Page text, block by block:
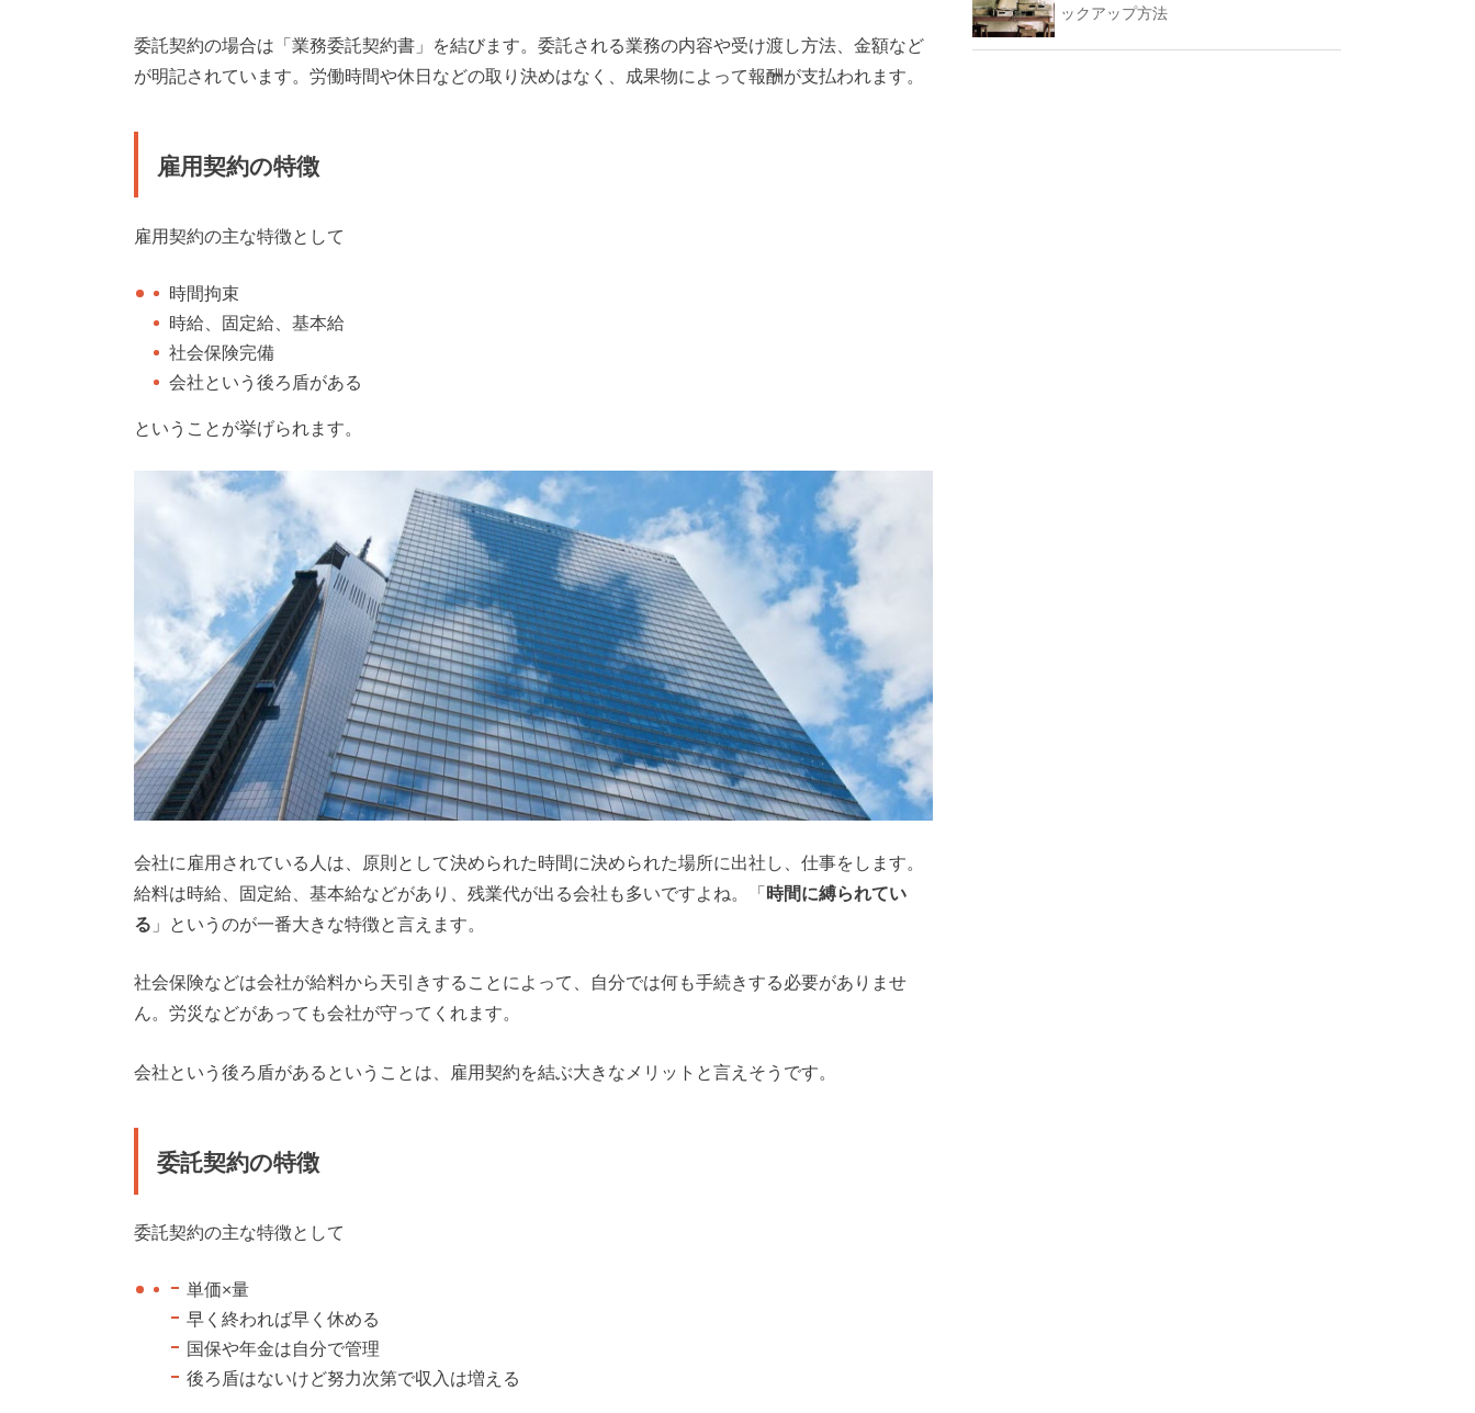
委託契約の場合は「業務委託契約書」を結びます。委託される業務の内容や受け渡し方法、金額など
が明記されています。労働時間や休日などの取り決めはなく、成果物によって報酬が支払われます。
雇用契約の特徴
雇用契約の主な特徴として
時間拘束
時給、固定給、基本給
社会保険完備
会社という後ろ盾がある
ということが挙げられます。
会社に雇用されている人は、原則として決められた時間に決められた場所に出社し、仕事をします。
給料は時給、固定給、基本給などがあり、残業代が出る会社も多いですよね。「時間に縛られてい
る 」というのが一番大きな特徴と言えます。
社会保険などは会社が給料から天引きすることによって、自分では何も手続きする必要がありませ
ん。労災などがあっても会社が守ってくれます。
会社という後ろ盾があるということは、雇用契約を結ぶ大きなメリットと言えそうです。
委託契約の特徴
委託契約の主な特徴として
単価×量
早く終われば早く休める
国保や年金は自分で管理
後ろ盾はないけど努力次第で収入は増える
ックアップ方法